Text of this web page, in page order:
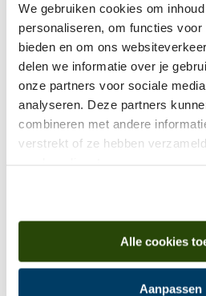
We gebruiken cookies om
personaliseren, om functies
bieden en om ons
delen we informatie over je
onze partners voor sociale
analyseren. Deze partners
combineren met andere
verstrekt of ze hebben
Alle cookies
Aanpassen
Is found in